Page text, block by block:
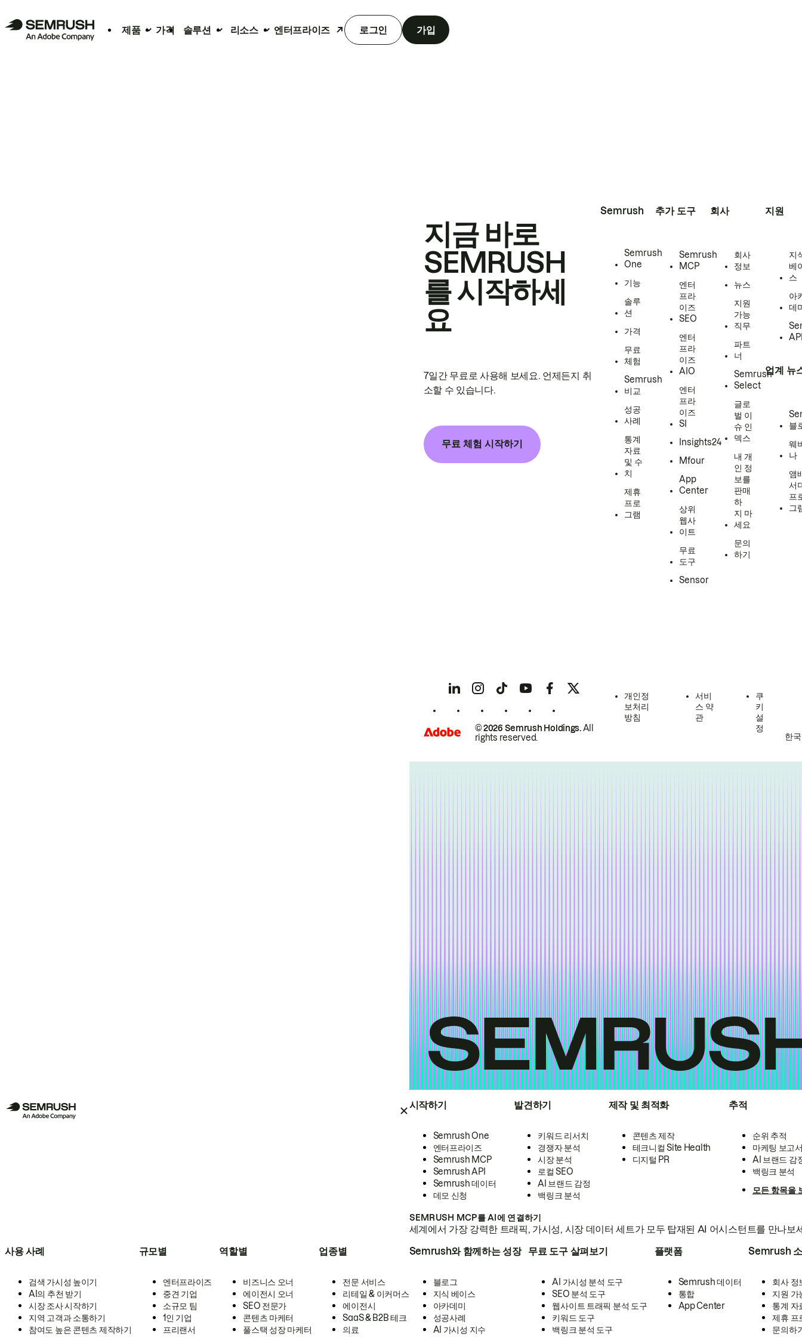
제품 가격 솔루션 리소스 엔터프라이즈 로그인 가입
시작하기
Semrush One
엔터프라이즈
Semrush MCP
Semrush API
Semrush 데이터
데모 신청
발견하기
키워드 리서치
경쟁자 분석
시장 분석
로컬 SEO
AI 브랜드 감정
백링크 분석
제작 및 최적화
콘텐츠 제작
테크니컬 Site Health
디지털 PR
추적
순위 추적
마케팅 보고
AI 브랜드 감
백링크 분석
모든 항목을
SEMRUSH MCP를 AI에 연결하기
세계에서 가장 강력한 트래픽, 가시성, 시장 데이터 세트가 모두 탑재된 AI 어시스턴트를 만나보
사용 사례
검색 가시성 높이기
AI의 추천 받기
시장 조사 시작하기
지역 고객과 소통하기
참여도 높은 콘텐츠 제작하기
규모별
엔터프라이즈
중견 기업
소규모 팀
1인 기업
프리랜서
역할별
비즈니스 오너
에이전시 오너
SEO 전문가
콘텐츠 마케터
풀스택 성장 마케터
업종별
전문 서비스
리테일 & 이커머스
에이전시
SaaS & B2B 테크
의료
Semrush와 함께하는 성장
블로그
지식 베이스
아카데미
성공사례
AI 가시성 지수
무료 도구 살펴보기
AI 가시성 분석 도구
SEO 분석 도구
웹사이트 트래픽 분석 도구
키워드 도구
백링크 분석 도구
플랫폼
Semrush 데이터
통합
App Center
Semrush
회사 정
지원 가
통계 자
제휴 프
문의하
지금 바로
SEMRUSH
를 시작하세
요
7일간 무료로 사용해 보세요. 언제든지 취
소할 수 있습니다.
무료 체험 시작하기
Semrush
Semrush
One
기능
솔루
션
가격
무료
체험
Semrush
비교
성공
사례
통계
자료
및 수
치
제휴
프로
그램
추가 도구
Semrush
MCP
엔터
프라
이즈
SEO
엔터
프라
이즈
AIO
엔터
프라
이즈
SI
Insights24
Mfour
App
Center
상위
웹사
이트
무료
도구
Sensor
회사
회사
정보
뉴스
지원
가능
직무
파트
너
Semrush
Select
글로
벌 이
슈 인
덱스
내 개
인 정
보를
판매
하
지 마
세요
문의
하기
지원
지
베
스
아
데
업계 뉴
블
웨
나
앰
서
프
그
© 2026 Semrush Holdings.All
rights reserved.
개인정
보처리
방침
서비
스 약
관
쿠
키
설
정
한